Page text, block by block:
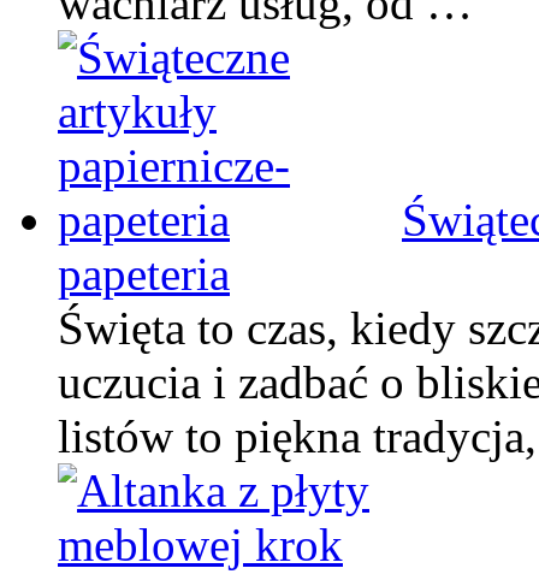
papeteria
Święta to czas, kiedy
uczucia i zadbać o
listów to piękna